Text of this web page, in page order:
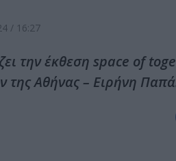
/ 16:27
την έκθεση space of
της Αθήνας – Ειρήνη